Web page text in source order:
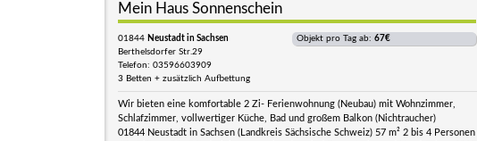
Mein Haus Sonnenschein
01844 Neustadt in Sachsen
Berthelsdorfer Str.29
Telefon: 03596603909
3 Betten + zusätzlich Aufbettung
Objekt pro Tag ab: 67€
Wir bieten eine komfortable 2 Zi- Ferienwohnung (Neubau) mit Wohnzimmer,
Schlafzimmer, vollwertiger Küche, Bad und großem Balkon (Nichtraucher)
01844 Neustadt in Sachsen (Landkreis Sächsische Schweiz) 57 m² 2 bis 4 Personen